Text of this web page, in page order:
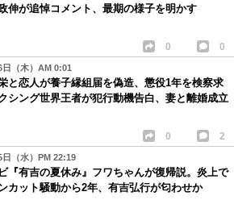
伸が追悼コメント、最期の様子を明かす
0 0
日（木）AM 0:01
と恋人が養子縁組届を偽造、懲役1年を検察求
シング世界王者が犯行動機告白、妻と離婚成立
0 2
日（水）PM 22:19
『有吉の夏休み』フワちゃんが復帰説。炎上で
カット騒動から2年、有吉弘行が匂わせか